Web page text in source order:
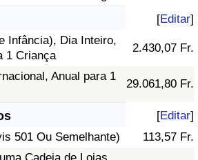
[Editar]
Infância), Dia Inteiro,
1 Criança
2.430,07 Fr.
Anual para 1
29.061,80 Fr.
[Editar]
501 Ou Semelhante)
113,57 Fr.